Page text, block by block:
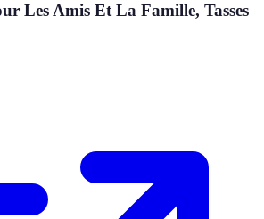
Les Amis Et La Famille, Tasses